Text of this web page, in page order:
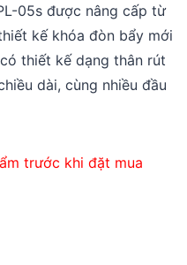
₫.
05s được nâng cấp từ
kế khóa đòn bẩy mới
thiết kế dạng thân rút
dài, cùng nhiều đầu
trước khi đặt mua